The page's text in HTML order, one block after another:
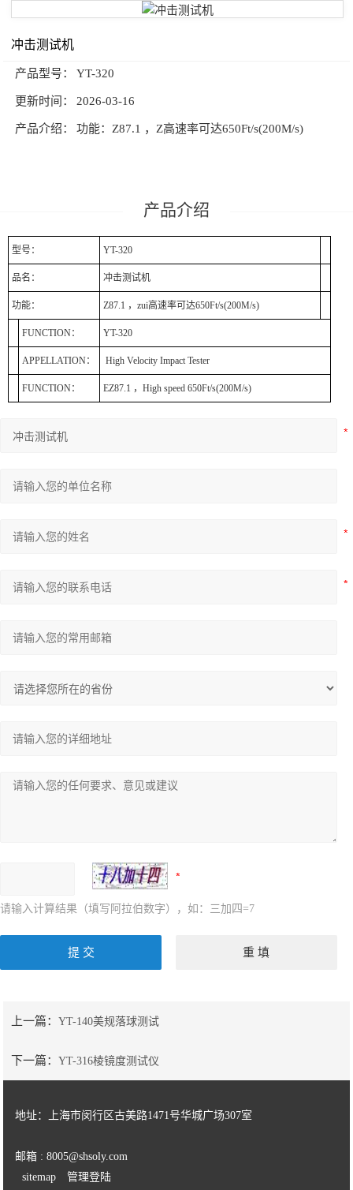
光泽度计
颜色测量仪器
油份分析仪
烟气分析系统
过程分析
大气污染成分分析
RoHS检测仪器
眼镜检测设备
眼镜设备
量计系列
英国INSPEC
X射线荧光分析仪
金属表面处理剂
哈希仪器及试剂
美国TPS
Tenny 烘箱
绝缘可靠性评价系统
自动测试系统
英国ELGA超纯水机
冲击测试机
产品型号： YT-320
更新时间： 2026-03-16
产品介绍： 功能：Z87.1 ，Z高速率可达650Ft/s(200M/s)
产品介绍
型号： YT-320
品名： 冲击测试机
功能： Z87.1 ，zui高速率可达650Ft/s(200M/s)
FUNCTION： YT-320
APPELLATION： High Velocity Impact Tester
FUNCTION： EZ87.1 ，High speed 650Ft/s(200M/s)
请输入计算结果（填写阿拉伯数字），如：三加四=7
上一篇：YT-140美规落球测试
下一篇：YT-316棱镜度测试仪
地址：上海市闵行区古美路1471号华城广场307室
邮箱 : 8005@shsoly.com
sitemap
管理登陆